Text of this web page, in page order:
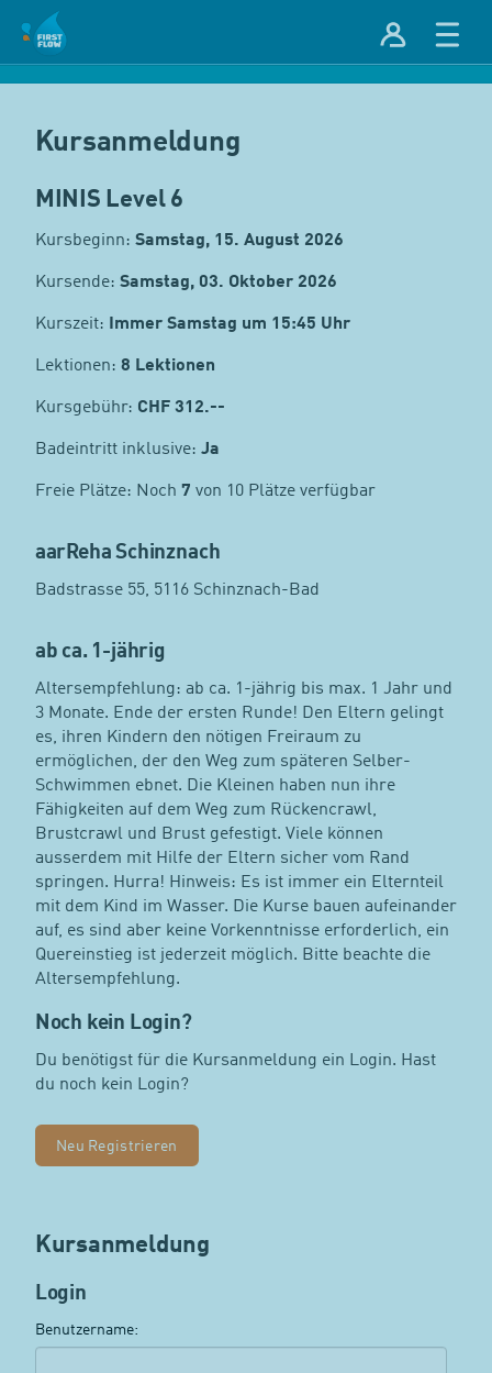
Kursanmeldung
MINIS Level 6
Kursbeginn: Samstag, 15. August 2026
Kursende: Samstag, 03. Oktober 2026
Kurszeit: Immer Samstag um 15:45 Uhr
Lektionen: 8 Lektionen
Kursgebühr: CHF 312.--
Badeintritt inklusive: Ja
Freie Plätze: Noch 7 von 10 Plätze verfügbar
aarReha Schinznach
Badstrasse 55, 5116 Schinznach-Bad
ab ca. 1-jährig
Altersempfehlung: ab ca. 1-jährig bis max. 1 Jahr und
3 Monate. Ende der ersten Runde! Den Eltern gelingt
es, ihren Kindern den nötigen Freiraum zu
ermöglichen, der den Weg zum späteren Selber-
Schwimmen ebnet. Die Kleinen haben nun ihre
Fähigkeiten auf dem Weg zum Rückencrawl,
Brustcrawl und Brust gefestigt. Viele können
ausserdem mit Hilfe der Eltern sicher vom Rand
springen. Hurra! Hinweis: Es ist immer ein Elternteil
mit dem Kind im Wasser. Die Kurse bauen aufeinander
auf, es sind aber keine Vorkenntnisse erforderlich, ein
Quereinstieg ist jederzeit möglich. Bitte beachte die
Altersempfehlung.
Noch kein Login?
Du benötigst für die Kursanmeldung ein Login. Hast
du noch kein Login?
Neu Registrieren
Kursanmeldung
Login
Benutzername: